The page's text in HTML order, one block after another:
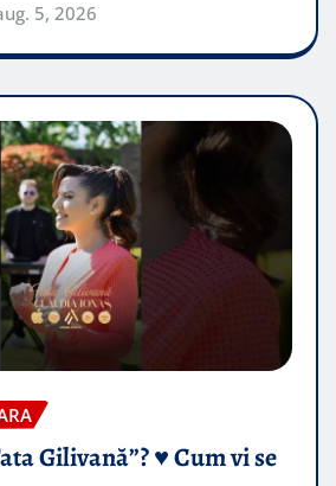
5, 2026
Gilivană”? ♥️ Cum vi se